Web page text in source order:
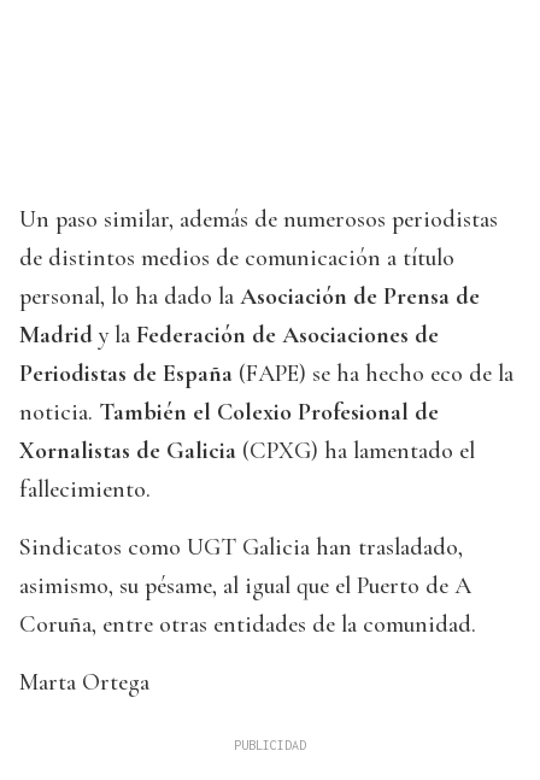
Un paso similar, además de numerosos periodistas
de distintos medios de comunicación a título
personal, lo ha dado la Asociación de Prensa de
Madrid y la Federación de Asociaciones de
Periodistas de España (FAPE) se ha hecho eco de la
noticia. También el Colexio Profesional de
Xornalistas de Galicia (CPXG) ha lamentado el
fallecimiento.
Sindicatos como UGT Galicia han trasladado,
asimismo, su pésame, al igual que el Puerto de A
Coruña, entre otras entidades de la comunidad.
Marta Ortega